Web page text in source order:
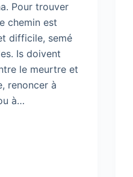
Pour trouver
chemin est
difficile, semé
Is doivent
le meurtre et
renoncer à
à…